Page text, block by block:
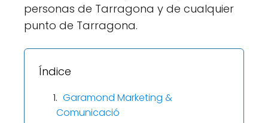
personas de Tarragona y de cualquier
punto de Tarragona.
Índice
Garamond Marketing &
Comunicació